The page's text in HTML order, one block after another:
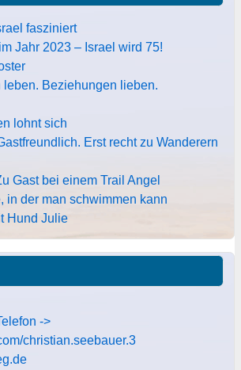
fasziniert
Jahr 2023 – Israel wird 75!
leben. Beziehungen lieben.
lohnt sich
Erst recht zu Wanderern
Gast bei einem Trail Angel
in der man schwimmen kann
Hund Julie
->
christian.seebauer.3